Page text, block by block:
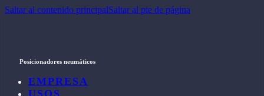
Saltar al contenido principalSaltar al pie de página
Posicionadores neumáticos
EMPRESA
USOS